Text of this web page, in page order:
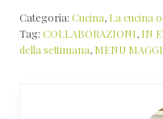
Categoria: Cucina, La cucina
Tag: COLLABORAZIONI, IN
della settimana, MENU